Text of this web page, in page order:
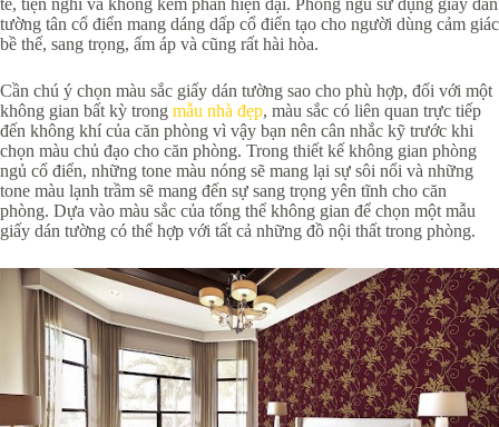
tế, tiện nghi và không kém phần hiện đại. Phòng ngủ sử dụng giấy dán
tường tân cổ điển mang dáng dấp cổ điển tạo cho người dùng cảm giác
bề thế, sang trọng, ấm áp và cũng rất hài hòa.
Cần chú ý chọn màu sắc giấy dán tường sao cho phù hợp, đối với một
không gian bất kỳ trong mẫu nhà đẹp, màu sắc có liên quan trực tiếp
đến không khí của căn phòng vì vậy bạn nên cân nhắc kỹ trước khi
chọn màu chủ đạo cho căn phòng. Trong thiết kế không gian phòng
ngủ cổ điển, những tone màu nóng sẽ mang lại sự sôi nổi và những
tone màu lạnh trầm sẽ mang đến sự sang trọng yên tĩnh cho căn
phòng. Dựa vào màu sắc của tổng thể không gian để chọn một mẫu
giấy dán tường có thể hợp với tất cả những đồ nội thất trong phòng.